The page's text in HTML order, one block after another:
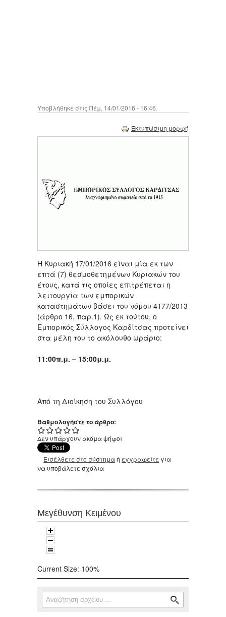
Υποβλήθηκε στις Πέμ, 14/01/2016 - 16:46.
Εκτυπώσιμη μορφή
Η Κυριακή 17/01/2016 είναι μία εκ των
επτά (7) θεσμοθετημένων Κυριακών του
έτους, κατά τις οποίες επιτρέπεται η
λειτουργία των εμπορικών
καταστημάτων βάσει του νόμου 4177/2013
(άρθρο 16, παρ.1). Ως εκ τούτου, ο
Εμπορικός Σύλλογος Καρδίτσας προτείνει
στα μέλη του το ακόλουθο ωράριο:
11:00π.μ. – 15:00μ.μ.
Από τη Διοίκηση του Συλλόγου
Βαθμολογήστε το άρθρο:
Δεν υπάρχουν ακόμα ψήφοι
Εισέλθετε στο σύστημαή εγγραφείτε για
να υποβάλετε σχόλια
Μεγέθυνση Κειμένου
Current Size: 100%
Φόρμα αναζήτησης
Αναζήτηση